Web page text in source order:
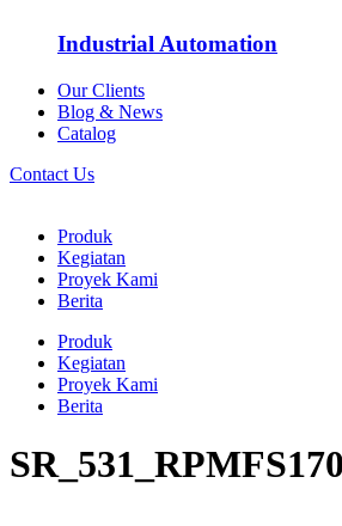
Industrial Automation
Our Clients
Blog & News
Catalog
Contact Us
Produk
Kegiatan
Proyek Kami
Berita
Produk
Kegiatan
Proyek Kami
Berita